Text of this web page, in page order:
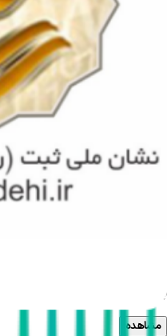
خدمات تخصصی و
مشاهده
بیمه های تحت پوشش
مشاهده